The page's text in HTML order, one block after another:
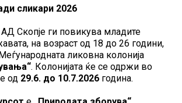
сликари 2026
Скопје ги повикува младите
на возраст од 18 до 26 години,
ликовна колонија
. Колонијата ќе се одржи во
од 29.6. до 10.7.2026 година.